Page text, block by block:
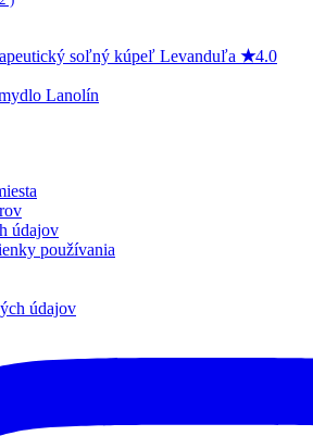
soľný kúpeľ Levanduľa ★4.0
Lanolín
údajov
používania
údajov